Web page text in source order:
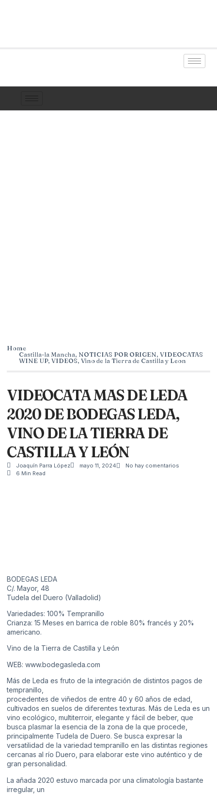
Home
Castilla-la Mancha, NOTICIAS POR ORIGEN, VIDEOCATAS
WINE UP, VIDEOS, Vino de la Tierra de Castilla y Leon
VIDEOCATA MAS DE LEDA
2020 DE BODEGAS LEDA,
VINO DE LA TIERRA DE
CASTILLA Y LEÓN
Joaquín Parra López mayo 11, 2024
No hay comentarios
6 Min Read
BODEGAS LEDA
C/. Mayor, 48
Tudela del Duero (Valladolid)
Variedades: 100% Tempranillo
Crianza: 15 Meses en barrica de roble 80% francés y 20%
americano.
Vino de la Tierra de Castilla y León
WEB: www.bodegasleda.com
Más de Leda es fruto de la integración de distintos pagos de
tempranillo,
procedentes de viñedos de entre 40 y 60 años de edad,
cultivados en suelos de diferentes texturas. Más de Leda es un
vino ecológico, multiterroir, elegante y fácil de beber, que
busca plasmar la esencia de la zona de la que procede,
principalmente Tudela de Duero. Se busca expresar la
versatilidad de la variedad tempranillo en las distintas regiones
cercanas al río Duero, para elaborar este vino auténtico y de
gran personalidad.
La añada 2020 estuvo marcada por una climatología bastante
irregular, un